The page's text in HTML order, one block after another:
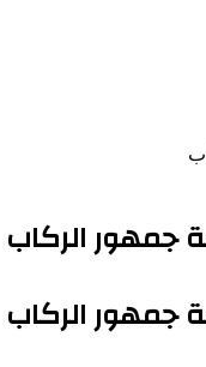
جمهور الركاب
جمهور الركاب